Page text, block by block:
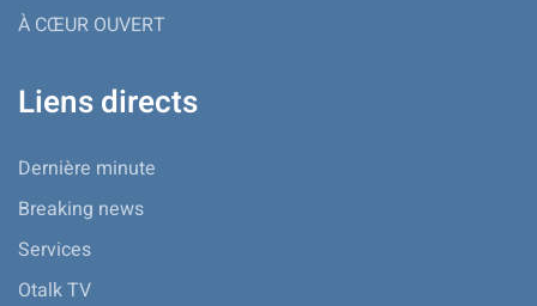
À CŒUR OUVERT
Liens directs
Dernière minute
Breaking news
Services
Otalk TV